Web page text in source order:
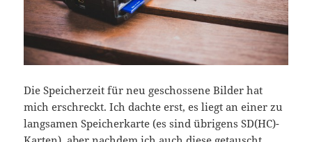
Die Speicherzeit für neu geschossene Bilder hat
mich erschreckt. Ich dachte erst, es liegt an einer zu
langsamen Speicherkarte (es sind übrigens SD(HC)-